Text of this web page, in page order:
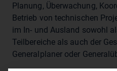
Planung, Überwachung, Koordinierung, Errichtung und
Betrieb von technischen
im In- und Ausland sowohl
Teilbereiche als auch der
Generalplaner oder